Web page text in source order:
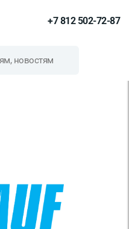
+7 812 502-72-87